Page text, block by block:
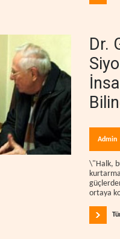
Dr.
Admin
\"Halk,
ortaya